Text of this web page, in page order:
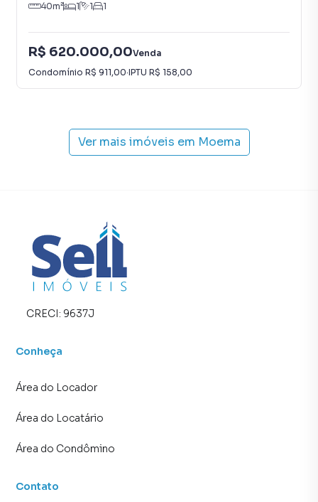
40m² 1 1 1
R$ 620.000,00Venda
Condomínio R$ 911,00·IPTU R$ 158,00
Ver mais imóveis em Moema
CRECI: 9637J
Conheça
Área do Locador
Área do Locatário
Área do Condômino
Contato